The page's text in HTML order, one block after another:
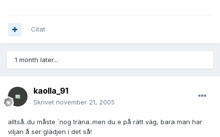
Citat
1 month later...
kaolla_91
Skrivet november 21, 2005
alltså..du måste ´nog träna..men du e på rätt väg, bara man har
viljan å ser glädjen i det så!